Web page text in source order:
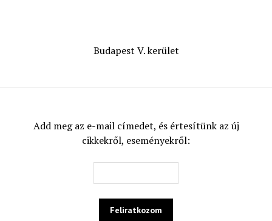
Budapest V. kerület
Add meg az e-mail címedet, és értesítünk az új
cikkekről, eseményekről: